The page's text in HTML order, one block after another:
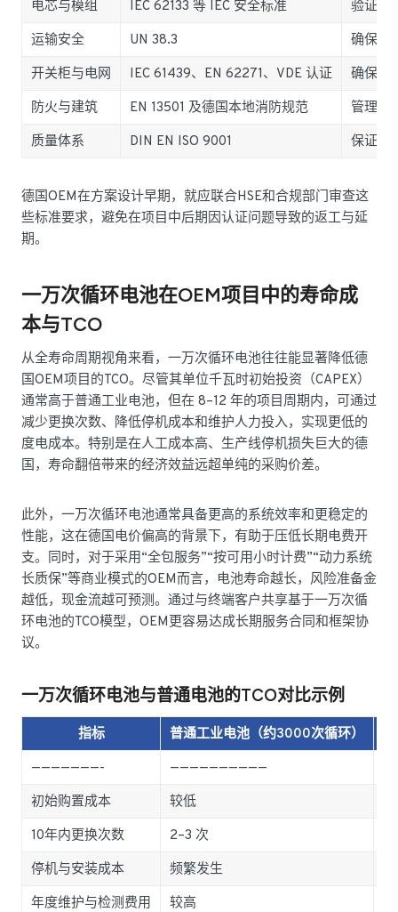
电芯与模组
IEC 62133 等 IEC 安全标准
验证电
运输安全
UN 38.3
确保跨
开关柜与电网
IEC 61439、EN 62271、VDE 认证
确保电
防火与建筑
EN 13501 及德国本地消防规范
管理火
质量体系
DIN EN ISO 9001 保证大
德国OEM在方案设计早期，就应联合HSE和合规部门审查这
些标准要求，避免在项目中后期因认证问题导致的返工与延
期。
一万次循环电池在OEM项目中的寿命成
本与TCO
从全寿命周期视角来看，一万次循环电池往往能显著降低德
国OEM项目的TCO。尽管其单位千瓦时初始投资（CAPEX）
通常高于普通工业电池，但在 8–12 年的项目周期内，可通过
减少更换次数、降低停机成本和维护人力投入，实现更低的
度电成本。特别是在人工成本高、生产线停机损失巨大的德
国，寿命翻倍带来的经济效益远超单纯的采购价差。
此外，一万次循环电池通常具备更高的系统效率和更稳定的
性能，这在德国电价偏高的背景下，有助于压低长期电费开
支。同时，对于采用“全包服务”“按可用小时计费”“动力系统
长质保”等商业模式的OEM而言，电池寿命越长，风险准备金
越低，现金流越可预测。通过与终端客户共享基于一万次循
环电池的TCO模型，OEM更容易达成长期服务合同和框架协
议。
一万次循环电池与普通电池的TCO对比示例
指标 普通工业电池（约3000次循环）
———————-
——————————
初始购置成本
较低
10年内更换次数
2–3 次
停机与安装成本
频繁发生
年度维护与检测费用
较高